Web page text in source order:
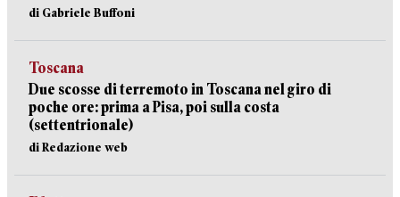
di Gabriele Buffoni
Toscana
Due scosse di terremoto in Toscana nel giro di
poche ore: prima a Pisa, poi sulla costa
(settentrionale)
di Redazione web